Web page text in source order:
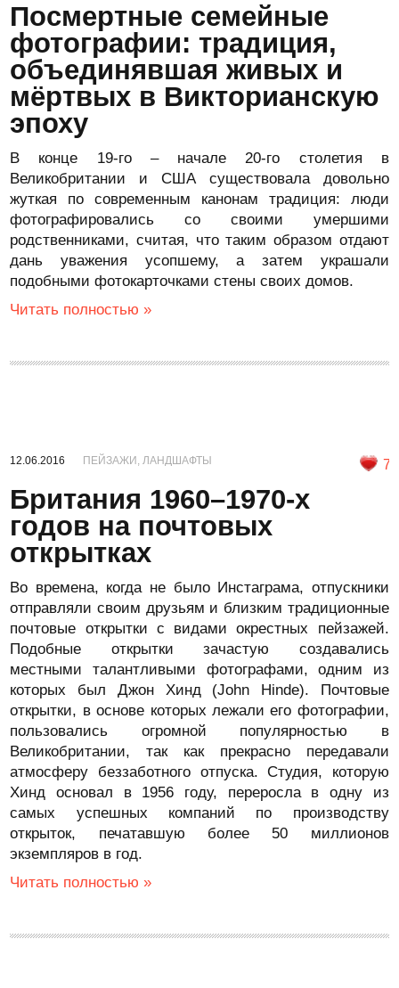
Посмертные семейные
фотографии: традиция,
объединявшая живых и
мёртвых в Викторианскую
эпоху
В конце 19-го – начале 20-го столетия в
Великобритании и США существовала довольно
жуткая по современным канонам традиция: люди
фотографировались со своими умершими
родственниками, считая, что таким образом отдают
дань уважения усопшему, а затем украшали
подобными фотокарточками стены своих домов.
Читать полностью »
12.06.2016 ПЕЙЗАЖИ, ЛАНДШАФТЫ 7
Британия 1960–1970-х
годов на почтовых
открытках
Во времена, когда не было Инстаграма, отпускники
отправляли своим друзьям и близким традиционные
почтовые открытки с видами окрестных пейзажей.
Подобные открытки зачастую создавались
местными талантливыми фотографами, одним из
которых был Джон Хинд (John Hinde). Почтовые
открытки, в основе которых лежали его фотографии,
пользовались огромной популярностью в
Великобритании, так как прекрасно передавали
атмосферу беззаботного отпуска. Студия, которую
Хинд основал в 1956 году, переросла в одну из
самых успешных компаний по производству
открыток, печатавшую более 50 миллионов
экземпляров в год.
Читать полностью »